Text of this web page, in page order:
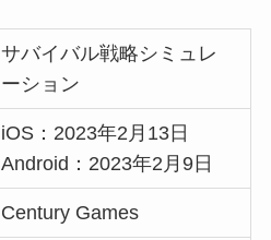
サバイバル戦略シミュレ
ーション
iOS：2023年2月13日
Android：2023年2月9日
Century Games